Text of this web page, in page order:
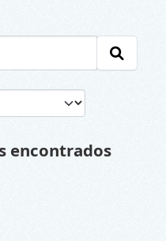
encontrados